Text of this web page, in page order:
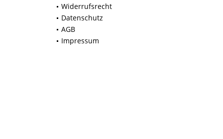
Widerrufsrecht
Datenschutz
AGB
Impressum